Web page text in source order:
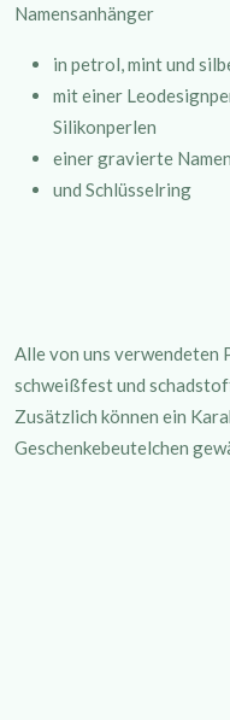
Namensanhänger
in petrol, mint und
mit einer
Silikonperlen
einer gravierte
und Schlüsselring
Alle von uns verwendeten
schweißfest und
Zusätzlich können ein
Geschenkebeutelchen